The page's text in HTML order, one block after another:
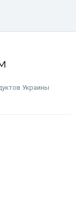
Украины